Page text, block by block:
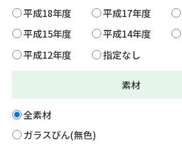
平成18年度
平成17年度
平成15年度
平成14年度
平成12年度
指定なし
素材
全素材
ガラスびん(無色)